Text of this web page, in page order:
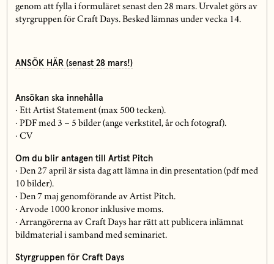
genom att fylla i formuläret senast den 28 mars. Urvalet görs av
styrgruppen för Craft Days. Besked lämnas under vecka 14.
ANSÖK HÄR (senast 28 mars!)
Ansökan ska innehålla
· Ett Artist Statement (max 500 tecken).
· PDF med 3 – 5 bilder (ange verkstitel, år och fotograf).
· CV
Om du blir antagen till Artist Pitch
· Den 27 april är sista dag att lämna in din presentation (pdf med
10 bilder).
· Den 7 maj genomförande av Artist Pitch.
· Arvode 1000 kronor inklusive moms.
· Arrangörerna av Craft Days har rätt att publicera inlämnat
bildmaterial i samband med seminariet.
Styrgruppen för Craft Days